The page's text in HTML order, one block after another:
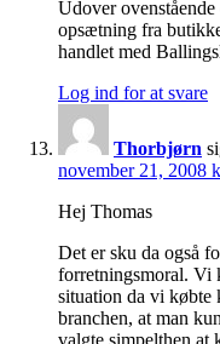
Udover
opsætning fra
handlet med
Log ind for at svare
Thorbjørn
november 21, 2008
Hej Thomas
Det er sku da også
forretningsmoral. Vi
situation da vi købte
branchen, at man